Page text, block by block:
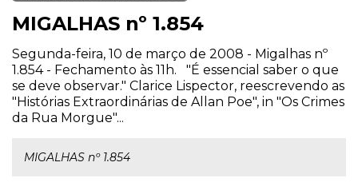
MIGALHAS nº 1.854
Segunda-feira, 10 de março de 2008 - Migalhas nº
1.854 - Fechamento às 11h. "É essencial saber o que
se deve observar." Clarice Lispector, reescrevendo as
"Histórias Extraordinárias de Allan Poe", in "Os Crimes
da Rua Morgue"...
MIGALHAS nº 1.854